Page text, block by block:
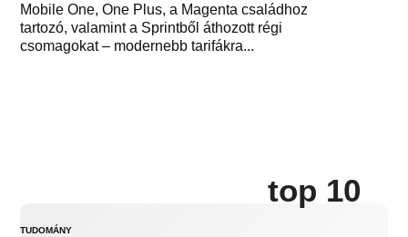
Mobile One, One Plus, a Magenta családhoz
tartozó, valamint a Sprintből áthozott régi
csomagokat – modernebb tarifákra...
top 10
TUDOMÁNY